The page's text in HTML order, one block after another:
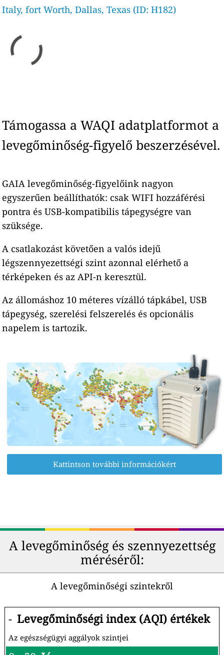
Italy, fort Worth, Dallas, Texas (ID: H182)
Támogassa a WAQI adatplatformot a
levegőminőség-figyelő beszerzésével.
GAIA levegőminőség-figyelőink nagyon
egyszerűen beállíthatók: csak WIFI hozzáférési
pontra és USB-kompatibilis tápegységre van
szüksége.
A csatlakozást követően a valós idejű
légszennyezettségi szint azonnal elérhető a
térképeken és az API-n keresztül.
Az állomáshoz 10 méteres vízálló tápkábel, USB
tápegység, szerelési felszerelés és opcionális
napelem is tartozik.
Kattintson további információkért
A levegőminőség és szennyezettség
méréséről:
A levegőminőségi szintekről
- Levegőminőségi index (AQI) értékek
Az egészségügyi aggályok szintjei